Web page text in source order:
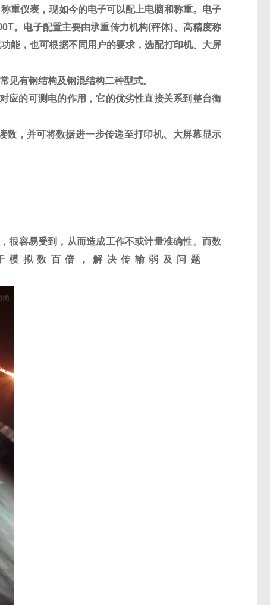
重仪表，现如今的电子可以配上电脑和称重。电子
。电子配置主要由承重传力机构(秤体)、高精度称
能，也可根据不同用户的要求，选配打印机、大屏
见有钢结构及钢混结构二种型式。
应的可测电的作用，它的优劣性直接关系到整台衡
数，并可将数据进一步传递至打印机、大屏幕显示
很容易受到，从而造成工作不或计量准确性。而数
模拟数百倍，解决传输弱及问题